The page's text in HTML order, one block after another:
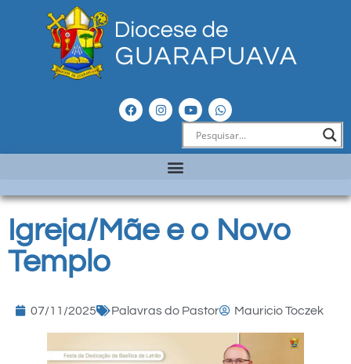
Igreja/Mãe e o Novo
Templo
07/11/2025 Palavras do Pastor Mauricio Toczek